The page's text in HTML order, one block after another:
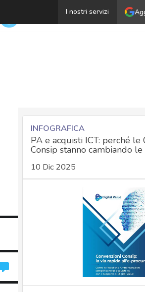
I nostri servizi
Quando un incidente cyber
INFOGRAFICA
PA e acquisti ICT: perché le
Consip stanno cambiando
10 Dic 2025